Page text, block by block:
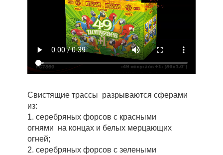
Свистящие трассы разрываются сферами
из:
1. серебряных форсов с красными
огнями на концах и белых мерцающих
огней;
2. серебряных форсов с зелеными